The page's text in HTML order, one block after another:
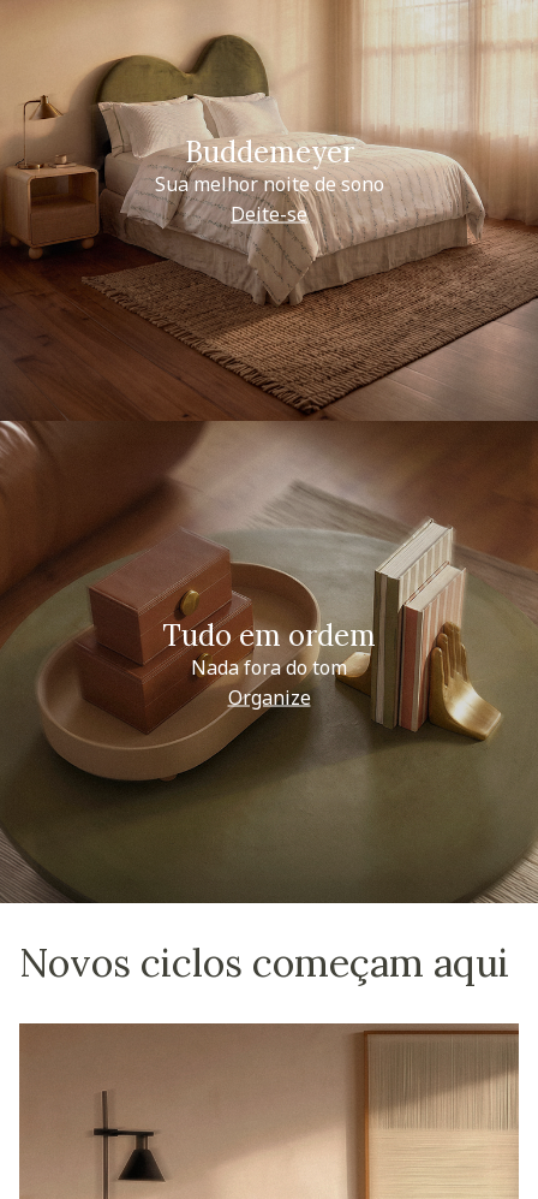
Buddemeyer
Sua melhor noite de sono
Deite-se
Tudo em ordem
Nada fora do tom
Organize
Novos ciclos começam aqui